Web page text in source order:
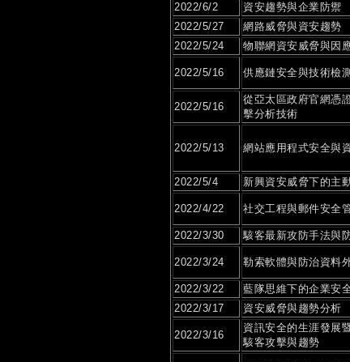
2022/6/2
資安趨勢與企業防禦
2022/5/27
網路威脅與資安趨勢
2022/5/24
物聯網資安威脅與因
2022/5/16 供應鏈安全與技術檢
2022/5/16
從亞太區政府官網憑
擊分析技術
2022/5/13 網站應用程式安全與
2022/5/4
新興資安威脅下的主
2022/4/22 社交工程與郵件安全
2022/3/30
駭客最新攻防手法與
2022/3/24 勒索軟體與防治資料
2022/3/22
藍隊思維下的企業安
2022/3/17
資安威脅與趨勢分析
2022/3/16
資訊安全的生涯發展
駭客攻擊與趨勢